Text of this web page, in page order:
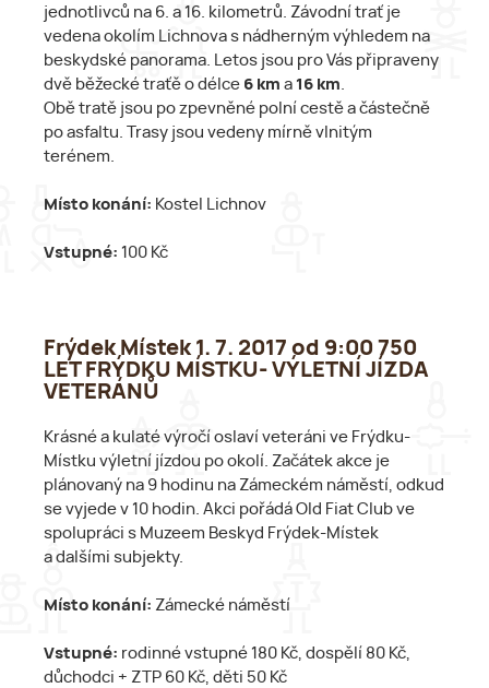
jednotlivců na 6. a 16. kilometrů. Závodní trať je
vedena okolím Lichnova s nádherným výhledem na
beskydské panorama. Letos jsou pro Vás připraveny
dvě běžecké traťě o délce 6 km a 16 km
Obě tratě jsou po zpevněné polní cestě a částečně
po asfaltu. Trasy jsou vedeny mírně vlnitým
terénem.
Místo konání: Kostel Lichnov
Vstupné: 100 Kč
Frýdek Místek 1. 7. 2017 od 9:00 750
LET FRÝDKU MÍSTKU- VÝLETNÍ JÍZDA
VETERÁNŮ
Krásné a kulaté výročí oslaví veteráni ve Frýdku-
Místku výletní jízdou po okolí. Začátek akce je
plánovaný na 9 hodinu na Zámeckém náměstí, odkud
se vyjede v 10 hodin. Akci pořádá Old Fiat Club ve
spolupráci s Muzeem Beskyd Frýdek-Místek
a dalšími subjekty.
Místo konání: Zámecké náměstí
Vstupné: rodinné vstupné 180 Kč, dospělí 80 Kč,
důchodci + ZTP 60 Kč, děti 50 Kč